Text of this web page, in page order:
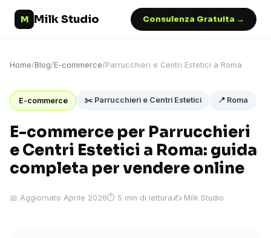
M Milk Studio Consulenza Gratuita →
Home/Blog/E-commerce/Parrucchieri e Centri Estetici a Roma
E-commerce ✂️ Parrucchieri e Centri Estetici 📍 Roma
E-commerce per Parrucchieri
e Centri Estetici a Roma: guida
completa per vendere online
📅 Aggiornato Aprile 2026⏱ 5 min di lettura✍️ Milk Studio